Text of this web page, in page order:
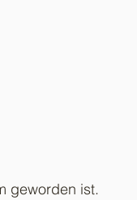
geworden ist.